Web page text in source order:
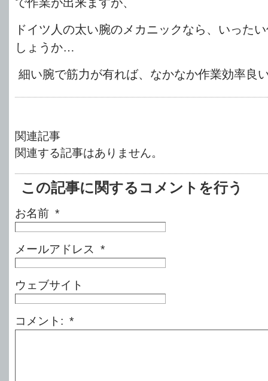
ドイツ人の太い腕のメカニックなら、いった
しょうか…
細い腕で筋力が有れば、なかなか作業効率良
関連記事
関連する記事はありません。
この記事に関するコメントを行う
お名前 *
メールアドレス *
ウェブサイト
コメント: *